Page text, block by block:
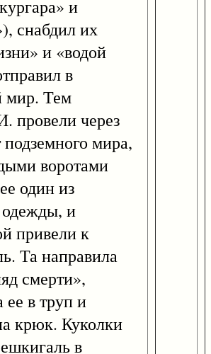
и
снабдил их
и «водой
в
мир. Тем
провели через
подземного мира,
воротами
один из
и
привели к
Та направила
смерти»,
ее в труп и
крюк. Куколки
в